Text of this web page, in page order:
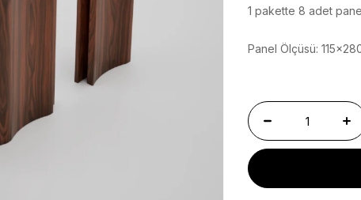
1 pakette 8 adet
Panel Ölçüsü: